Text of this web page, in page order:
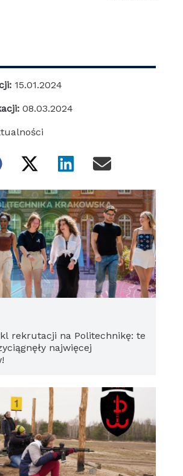
15.01.2024
08.03.2024
rekrutacji na Politechnikę: te
najwięcej